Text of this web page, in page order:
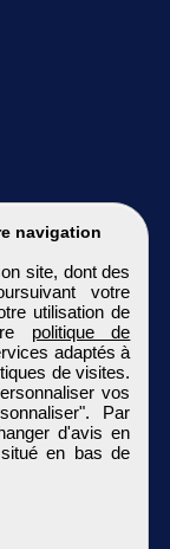
navigation
site, dont des
votre
utilisation de
politique de
adaptés à
de visites.
vos
Par
d'avis en
en bas de